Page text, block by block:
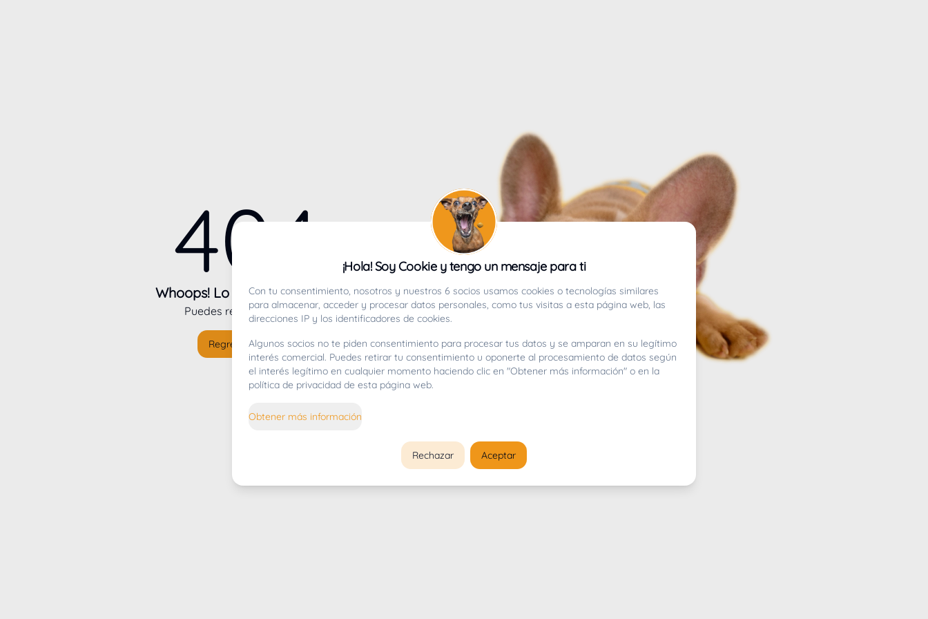
404
Whoops! Lo sentimos mucho.
Puedes regresar alinicio
Regresar al inicio
¡Hola! Soy Cookie y tengo un mensaje para ti
Con tu consentimiento, nosotros y nuestros 6 socios usamos cookies o tecnologías similares
para almacenar, acceder y procesar datos personales, como tus visitas a esta página web, las
direcciones IP y los identificadores de cookies.
Algunos socios no te piden consentimiento para procesar tus datos y se amparan en su legítimo
interés comercial. Puedes retirar tu consentimiento u oponerte al procesamiento de datos según
el interés legítimo en cualquier momento haciendo clic en "Obtener más información" o en la
política de privacidad de esta página web.
Obtener más información
Rechazar Aceptar